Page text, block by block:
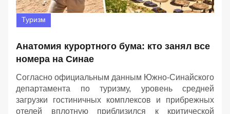
Туризм
Анатомия курортного бума: кто занял все
номера на Синае
Согласно официальным данным Южно-Синайского
департамента по туризму, уровень средней
загрузки гостиничных комплексов и прибрежных
отелей вплотную приблизился к критической